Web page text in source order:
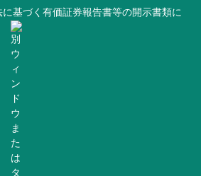
基づく有価証券報告書等の開示書類に